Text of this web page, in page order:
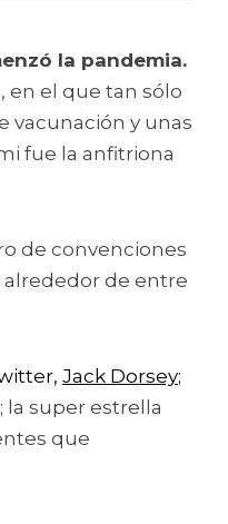
en el que tan sólo
vacunación y unas
fue la anfitriona
de convenciones
de entre
Jack Dorsey;
; la super estrella
que